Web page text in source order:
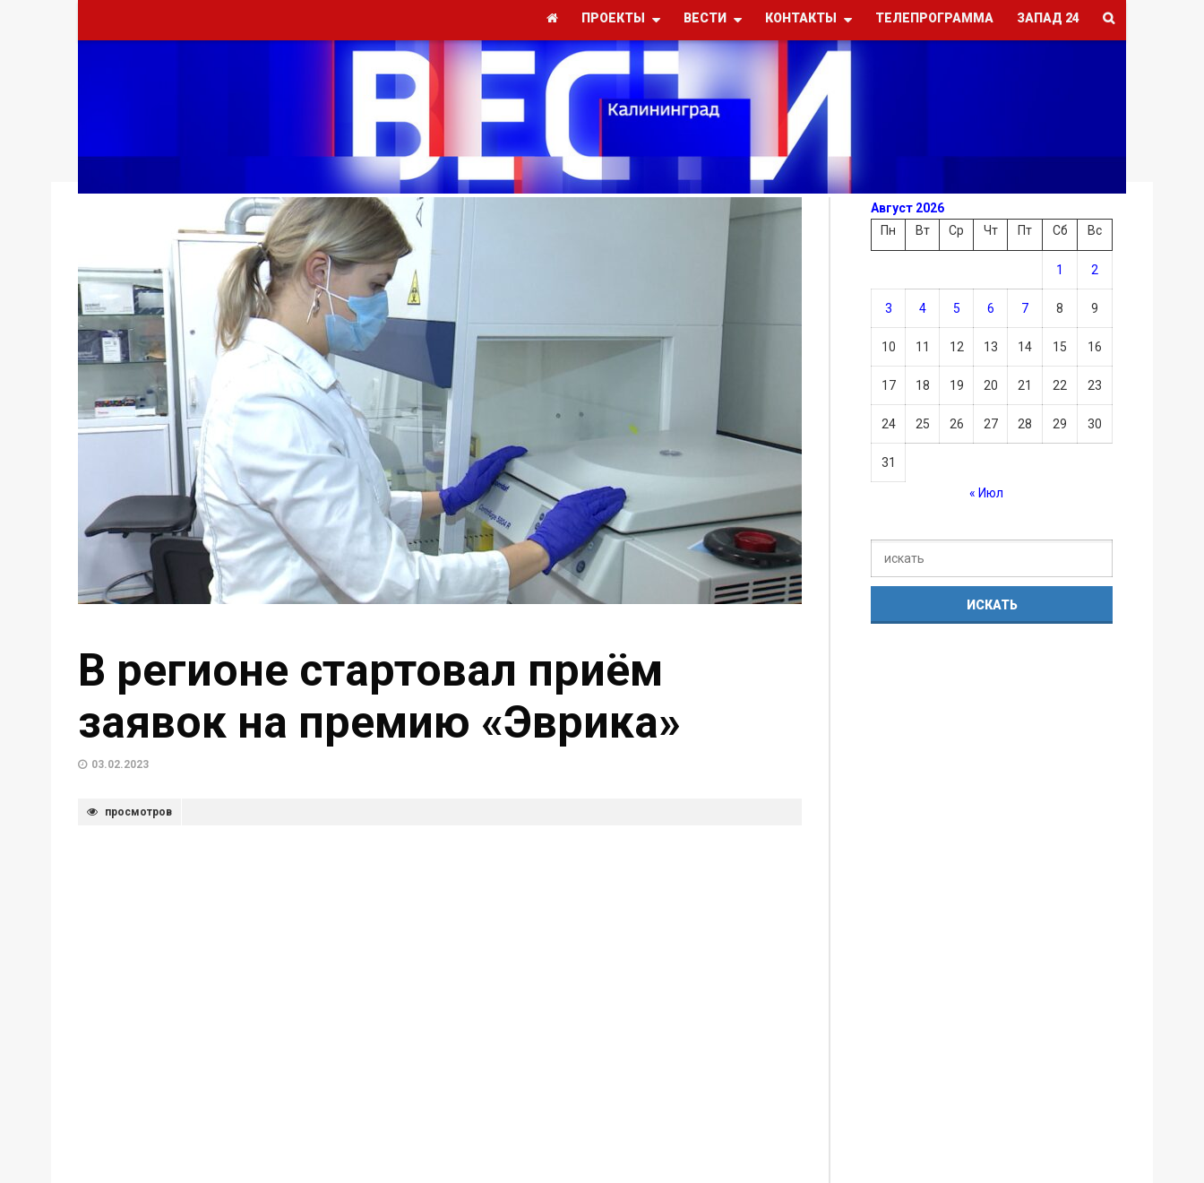
ПРОЕКТЫ ВЕСТИ КОНТАКТЫ ТЕЛЕПРОГРАММА ЗАПАД 24
В регионе стартовал приём
заявок на премию «Эврика»
03.02.2023
просмотров
Август 2026
Пн
Вт Ср Чт Пт Сб Вс
1 2
3 4 5 6 7 8 9
10 11 12 13 14 15 16
17 18 19 20 21 22 23
24 25 26 27 28 29 30
31
« Июл